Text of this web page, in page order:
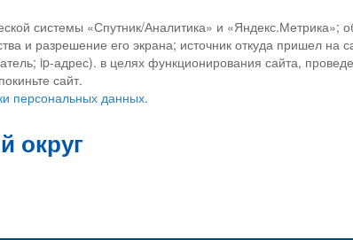
системы «Спутник/Аналитика» и «Яндекс.Метрика»;
и разрешение его экрана; источник откуда пришел на
ip-адрес). в целях функционирования сайта,
сайт.
персональных данных.